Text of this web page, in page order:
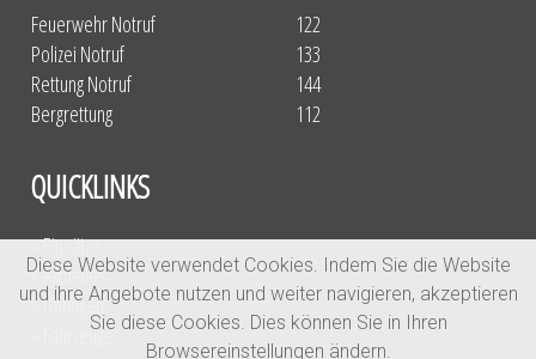
Feuerwehr Notruf
Polizei Notruf
Rettung Notruf
Bergrettung
122
133
144
112
QUICKLINKS
» Einsätze
» Aktuelles
» Übungen
» Fahrzeuge
Diese Website verwendet Cookies. Indem Sie die Website
und ihre Angebote nutzen und weiter navigieren, akzeptieren
Sie diese Cookies. Dies können Sie in Ihren
Browsereinstellungen ändern.